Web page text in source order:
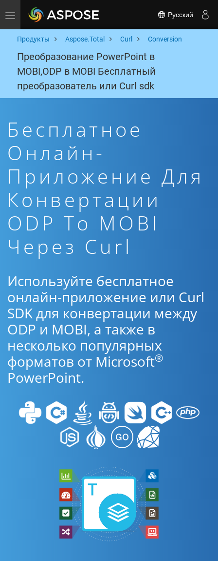
Toggle navigation Русский
Продукты Aspose.Total Curl Conversion
Преобразование PowerPoint в
MOBI,ODP в MOBI Бесплатный
преобразователь или Curl sdk
Бесплатное
Онлайн-
Приложение Для
Конвертации
ODP To MOBI
Через Curl
Используйте бесплатное
онлайн-приложение или Curl
SDK для конвертации между
ODP и MOBI, а также в
несколько популярных
форматов от Microsoft®
PowerPoint.